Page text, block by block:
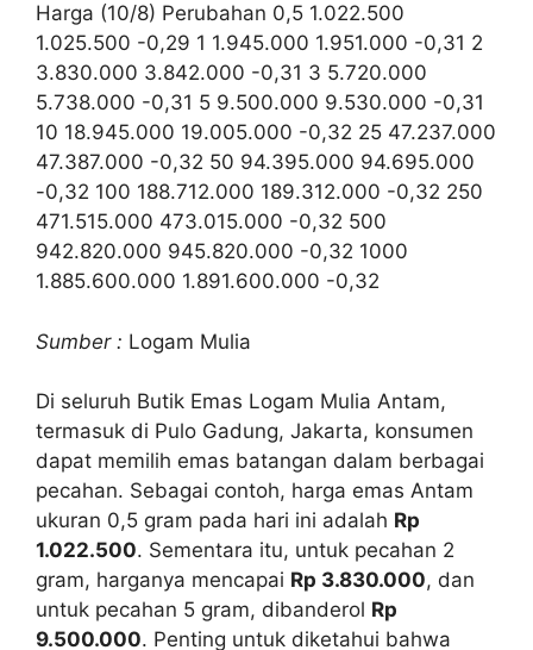
Harga (10/8) Perubahan 0,5 1.022.500
1.025.500 -0,29 1 1.945.000 1.951.000 -0,31 2
3.830.000 3.842.000 -0,31 3 5.720.000
5.738.000 -0,31 5 9.500.000 9.530.000 -0,31
10 18.945.000 19.005.000 -0,32 25 47.237.000
47.387.000 -0,32 50 94.395.000 94.695.000
-0,32 100 188.712.000 189.312.000 -0,32 250
471.515.000 473.015.000 -0,32 500
942.820.000 945.820.000 -0,32 1000
1.885.600.000 1.891.600.000 -0,32
Sumber : Logam Mulia
Di seluruh Butik Emas Logam Mulia Antam,
termasuk di Pulo Gadung, Jakarta, konsumen
dapat memilih emas batangan dalam berbagai
pecahan. Sebagai contoh, harga emas Antam
ukuran 0,5 gram pada hari ini adalah Rp
1.022.500. Sementara itu, untuk pecahan 2
gram, harganya mencapai Rp 3.830.000, dan
untuk pecahan 5 gram, dibanderol Rp
9.500.000. Penting untuk diketahui bahwa